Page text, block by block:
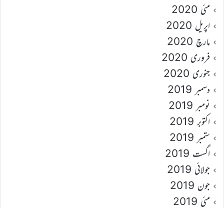
مئی 2020
اپریل 2020
مارچ 2020
فروری 2020
جنوری 2020
دسمبر 2019
نومبر 2019
اکتوبر 2019
ستمبر 2019
اگست 2019
جولائی 2019
جون 2019
مئی 2019